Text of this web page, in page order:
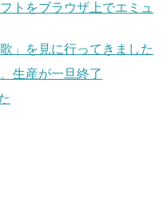
トをブラウザ上でエミュ
」を見に行ってきました
生産が一旦終了